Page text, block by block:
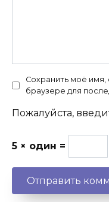
Сохранить моё имя,
браузере для
Пожалуйста,
5 × один =